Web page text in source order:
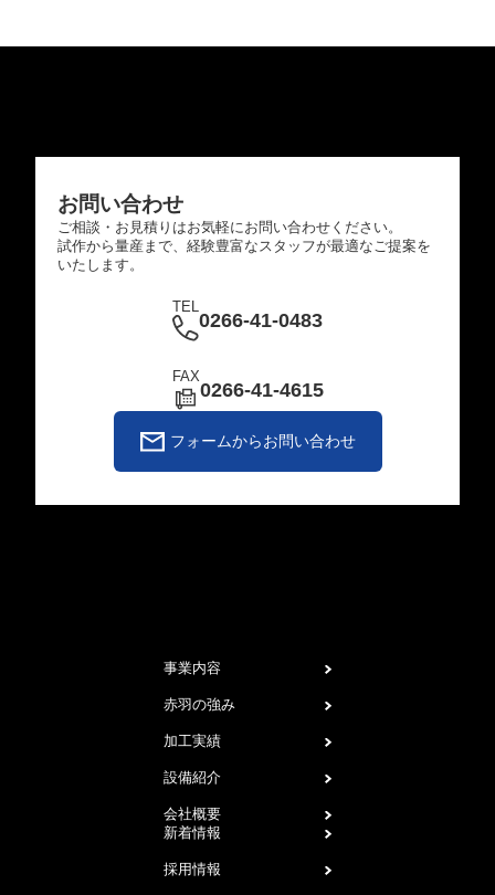
お問い合わせ
ご相談・お見積りはお気軽にお問い合わせください。
試作から量産まで、経験豊富なスタッフが最適なご提案を
いたします。
TEL
0266-41-0483
FAX
0266-41-4615
フォームからお問い合わせ
事業内容
赤羽の強み
加工実績
設備紹介
会社概要
新着情報
採用情報